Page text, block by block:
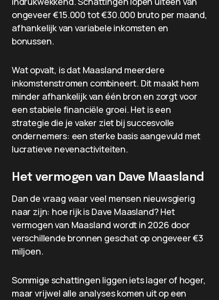
ongeveer €15.000 tot €30.000 bruto per maand,
afhankelijk van variabele inkomsten en
bonussen.
Wat opvalt, is dat Maasland meerdere
inkomstenstromen combineert. Dit maakt hem
minder afhankelijk van één bron en zorgt voor
een stabiele financiële groei. Het is een
strategie die je vaker ziet bij succesvolle
ondernemers: een sterke basis aangevuld met
lucratieve nevenactiviteiten.
Het vermogen van Dave Maasland
Dan de vraag waar veel mensen nieuwsgierig
naar zijn: hoe rijk is Dave Maasland? Het
vermogen van Maasland wordt in 2026 door
verschillende bronnen geschat op ongeveer €3
miljoen.
Sommige schattingen liggen iets lager of hoger,
maar vrijwel alle analyses komen uit op een